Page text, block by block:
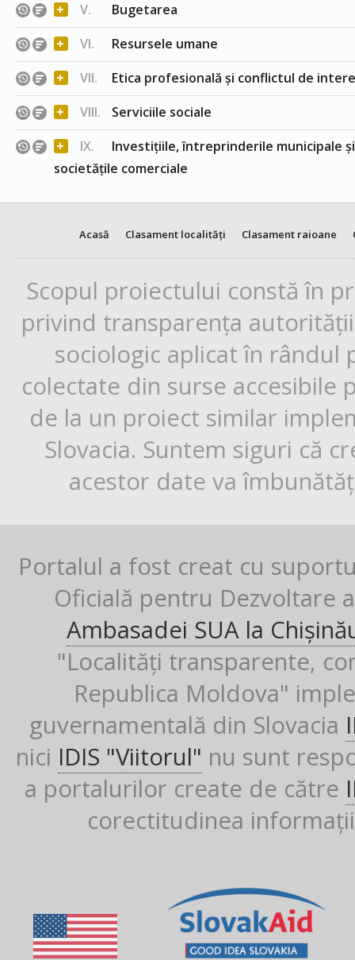
+ V. Bugetarea
+ VI. Resursele umane
+ VII. Etica profesională și conflictul de
+ VIII. Serviciile sociale
+ IX.
Investițiile, întreprinderile municipale
societățile comerciale
Acasă Clasament localități Clasament raioane
Scopul proiectului constă în
privind transparența
sociologic aplicat în rândul
colectate din surse
de la un proiect similar
Slovacia. Suntem siguri că
acestor date va
Portalul a fost creat cu
Oficială pentru Dezvoltare
Ambasadei SUA la
"Localități transparente,
Republica Moldova"
guvernamentală din Slovacia
nici IDIS "Viitorul" nu sunt
a portalurilor create de către
corectitudinea